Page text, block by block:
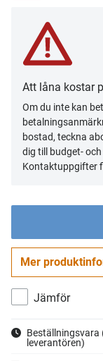
Att låna kostar
Om du inte kan
bostad, teckna
dig till budget-
Kontaktuppgifter
Mer
Jämför
Beställningsvara
leverantören)